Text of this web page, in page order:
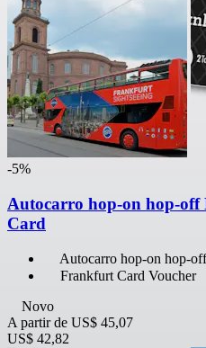
-5%
Autocarro hop-on hop-
Card
Autocarro hop-on hop-
Frankfurt Card Voucher
Novo
A partir de US$ 45,07
US$ 42,82